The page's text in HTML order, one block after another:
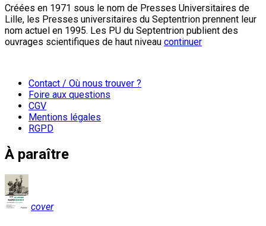
Créées en 1971 sous le nom de Presses Universitaires de
Lille, les Presses universitaires du Septentrion prennent leur
nom actuel en 1995. Les PU du Septentrion publient des
ouvrages scientifiques de haut niveau continuer
Contact / Où nous trouver ?
Foire aux questions
CGV
Mentions légales
RGPD
À paraître
cover